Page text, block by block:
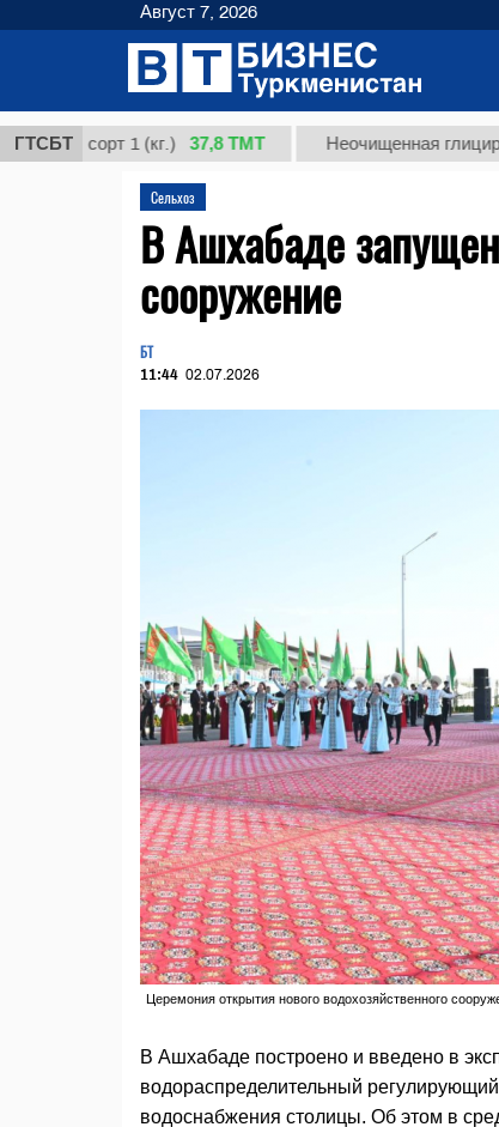
ГТСБТ
1 (кг.) 37,8 ТМТ Неочищенная глицирризиновая
Сельхоз
В Ашхабаде
сооружение
БТ
11:44 02.07.2026
Церемония открытия нового водохозяйственного
В Ашхабаде построено и введено в
водораспределительный
водоснабжения столицы. Об этом в
Август 7, 2026